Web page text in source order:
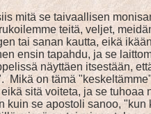
mitä se taivaallisen
teitä, veljet,
tai sanan kautta, eikä
ensin tapahdu, ja se
näyttäen itsestään,
Mikä on tämä
sitä voiteta, ja se
kuin se apostoli sanoo,